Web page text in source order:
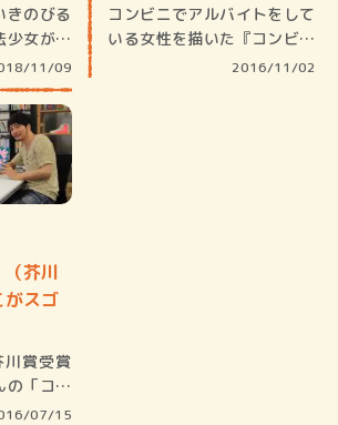
きのびる
少女がた
11/09
コンビニでアルバイトをして
いる女性を描いた『コンビニ
2016/11/02
（芥川
がスゴ
賞受賞
の「コン
07/15